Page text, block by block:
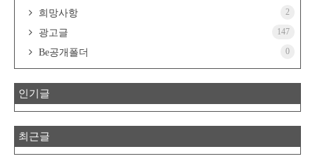
희망사항 2
광고글 147
Be공개폴더 0
인기글
최근글